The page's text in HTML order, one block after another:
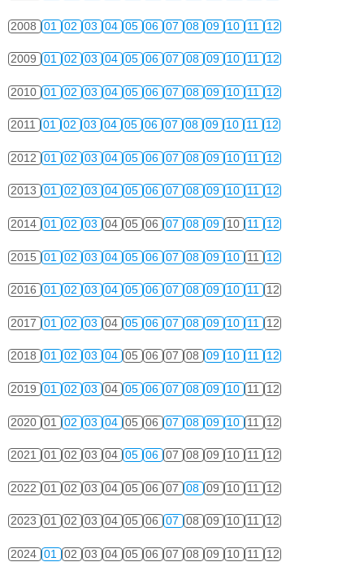
2008 01 02 03 04 05 06 07 08 09 10 11 12
2009 01 02 03 04 05 06 07 08 09 10 11 12
2010 01 02 03 04 05 06 07 08 09 10 11 12
2011 01 02 03 04 05 06 07 08 09 10 11 12
2012 01 02 03 04 05 06 07 08 09 10 11 12
2013 01 02 03 04 05 06 07 08 09 10 11 12
2014 01 02 03 04 05 06 07 08 09 10 11 12
2015 01 02 03 04 05 06 07 08 09 10 11 12
2016 01 02 03 04 05 06 07 08 09 10 11 12
2017 01 02 03 04 05 06 07 08 09 10 11 12
2018 01 02 03 04 05 06 07 08 09 10 11 12
2019 01 02 03 04 05 06 07 08 09 10 11 12
2020 01 02 03 04 05 06 07 08 09 10 11 12
2021 01 02 03 04 05 06 07 08 09 10 11 12
2022 01 02 03 04 05 06 07 08 09 10 11 12
2023 01 02 03 04 05 06 07 08 09 10 11 12
2024 01 02 03 04 05 06 07 08 09 10 11 12